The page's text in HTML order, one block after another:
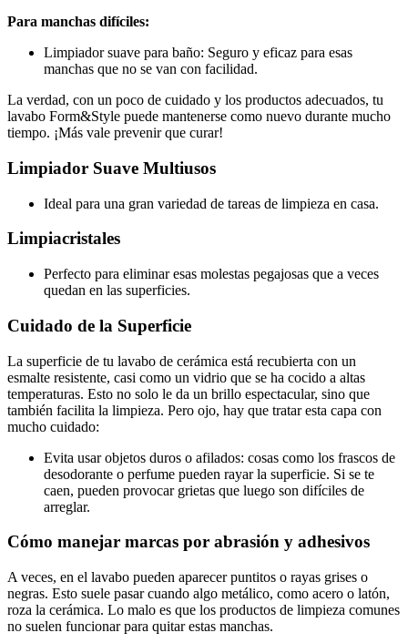
Para manchas difíciles:
Limpiador suave para baño: Seguro y eficaz para esas
manchas que no se van con facilidad.
La verdad, con un poco de cuidado y los productos adecuados, tu
lavabo Form&Style puede mantenerse como nuevo durante mucho
tiempo. ¡Más vale prevenir que curar!
Limpiador Suave Multiusos
Ideal para una gran variedad de tareas de limpieza en casa.
Limpiacristales
Perfecto para eliminar esas molestas pegajosas que a veces
quedan en las superficies.
Cuidado de la Superficie
La superficie de tu lavabo de cerámica está recubierta con un
esmalte resistente, casi como un vidrio que se ha cocido a altas
temperaturas. Esto no solo le da un brillo espectacular, sino que
también facilita la limpieza. Pero ojo, hay que tratar esta capa con
mucho cuidado:
Evita usar objetos duros o afilados: cosas como los frascos de
desodorante o perfume pueden rayar la superficie. Si se te
caen, pueden provocar grietas que luego son difíciles de
arreglar.
Cómo manejar marcas por abrasión y adhesivos
A veces, en el lavabo pueden aparecer puntitos o rayas grises o
negras. Esto suele pasar cuando algo metálico, como acero o latón,
roza la cerámica. Lo malo es que los productos de limpieza comunes
no suelen funcionar para quitar estas manchas.